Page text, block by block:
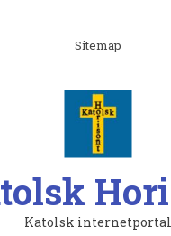
Sitemap
Katolsk internetportal